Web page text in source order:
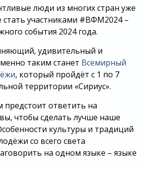
люди из многих стран уже
участниками #ВФМ2024 –
события 2024 года.
удивительный и
таким станет Всемирный
, который пройдёт с 1 по 7
территории «Сириус».
предстоит ответить на
чтобы сделать лучше наше
культуры и традиций
со всего света
на одном языке – языке